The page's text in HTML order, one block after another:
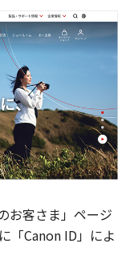
お客さま」ページ
「Canon ID」によ